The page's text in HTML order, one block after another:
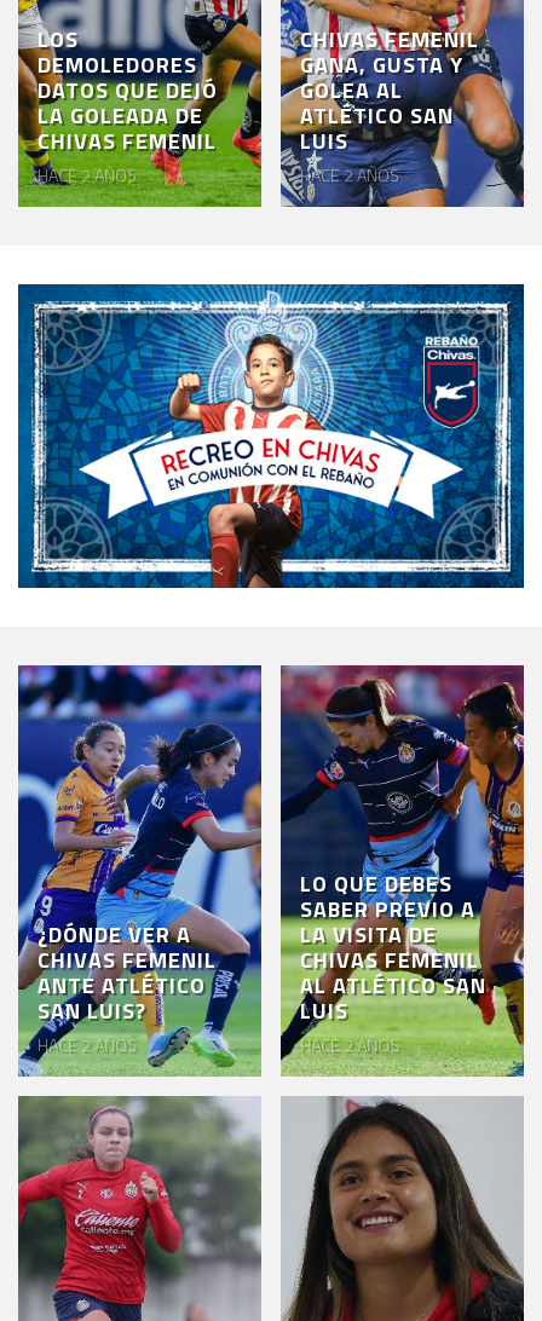
LOS
DEMOLEDORES
DATOS QUE DEJÓ
LA GOLEADA DE
CHIVAS FEMENIL
HACE 2 AÑOS
CHIVAS FEMENIL
GANA, GUSTA Y
GOLEA AL
ATLÉTICO SAN
LUIS
HACE 2 AÑOS
¿DÓNDE VER A
CHIVAS FEMENIL
ANTE ATLÉTICO
SAN LUIS?
HACE 2 AÑOS
LO QUE DEBES
SABER PREVIO A
LA VISITA DE
CHIVAS FEMENIL
AL ATLÉTICO SAN
LUIS
HACE 2 AÑOS